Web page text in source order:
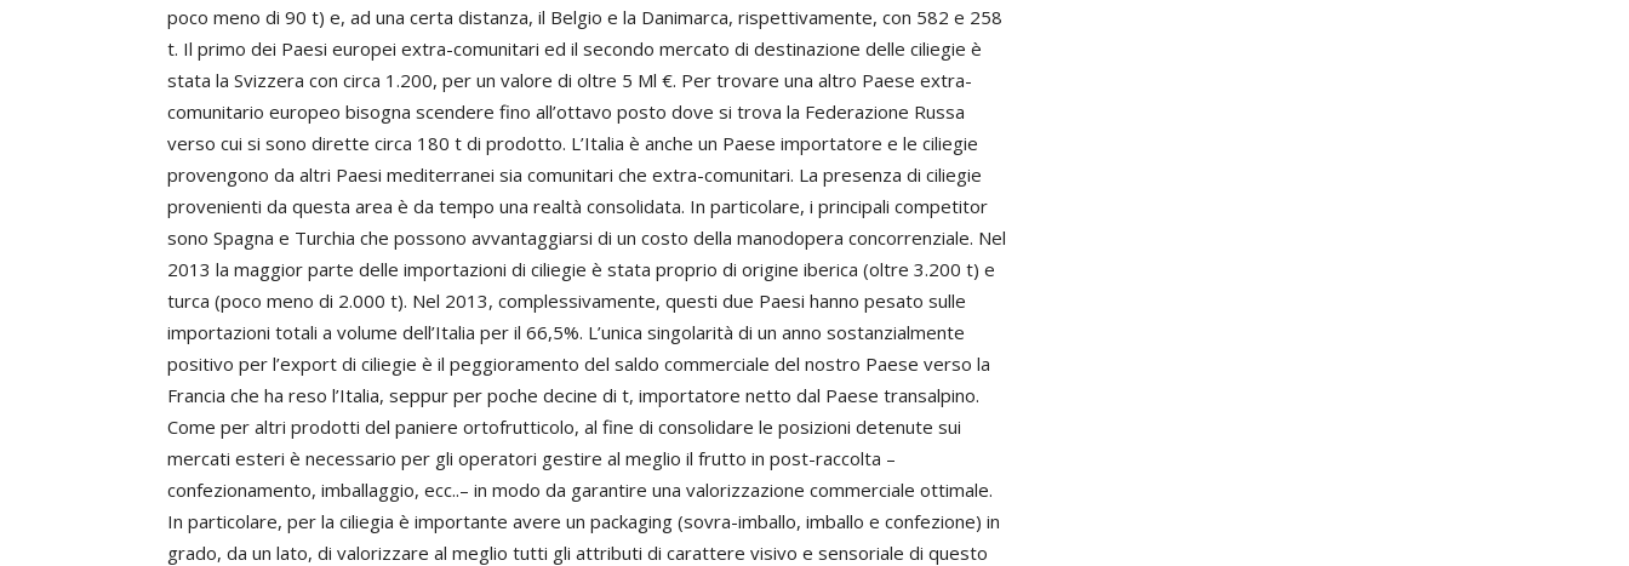
poco meno di 90 t) e, ad una certa distanza, il Belgio e la Danimarca, rispettivamente, con 582 e 258
t. Il primo dei Paesi europei extra-comunitari ed il secondo mercato di destinazione delle ciliegie è
stata la Svizzera con circa 1.200, per un valore di oltre 5 Ml €. Per trovare una altro Paese extra-
comunitario europeo bisogna scendere fino all’ottavo posto dove si trova la Federazione Russa
verso cui si sono dirette circa 180 t di prodotto. L’Italia è anche un Paese importatore e le ciliegie
provengono da altri Paesi mediterranei sia comunitari che extra-comunitari. La presenza di ciliegie
provenienti da questa area è da tempo una realtà consolidata. In particolare, i principali competitor
sono Spagna e Turchia che possono avvantaggiarsi di un costo della manodopera concorrenziale. Nel
2013 la maggior parte delle importazioni di ciliegie è stata proprio di origine iberica (oltre 3.200 t) e
turca (poco meno di 2.000 t). Nel 2013, complessivamente, questi due Paesi hanno pesato sulle
importazioni totali a volume dell’Italia per il 66,5%. L’unica singolarità di un anno sostanzialmente
positivo per l’export di ciliegie è il peggioramento del saldo commerciale del nostro Paese verso la
Francia che ha reso l’Italia, seppur per poche decine di t, importatore netto dal Paese transalpino.
Come per altri prodotti del paniere ortofrutticolo, al fine di consolidare le posizioni detenute sui
mercati esteri è necessario per gli operatori gestire al meglio il frutto in post-raccolta –
confezionamento, imballaggio, ecc..– in modo da garantire una valorizzazione commerciale ottimale.
In particolare, per la ciliegia è importante avere un packaging (sovra-imballo, imballo e confezione) in
grado, da un lato, di valorizzare al meglio tutti gli attributi di carattere visivo e sensoriale di questo